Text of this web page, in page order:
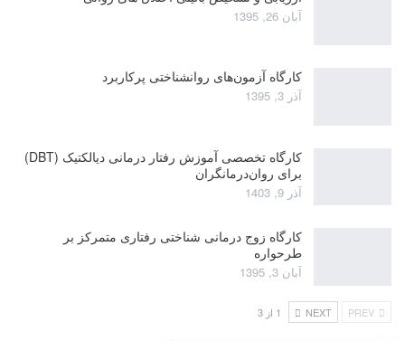
آبان 26, 1395
کارگاه آزمون‌های روانشناختی پرکاربرد
آذر 3, 1395
کارگاه تخصصی آموزش رفتار درمانی دیالکتیک (DBT)
برای روان‌درمانگران
آذر 9, 1403
کارگاه زوج‌ درمانی شناختی رفتاری متمرکز بر
طرحواره
آبان 3, 1395
NEXT 1 از 3